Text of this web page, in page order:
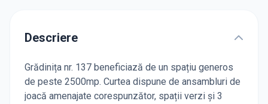
Descriere
Grădinița nr. 137 beneficiază de un spațiu generos
de peste 2500mp. Curtea dispune de ansambluri de
joacă amenajate corespunzător, spații verzi și 3